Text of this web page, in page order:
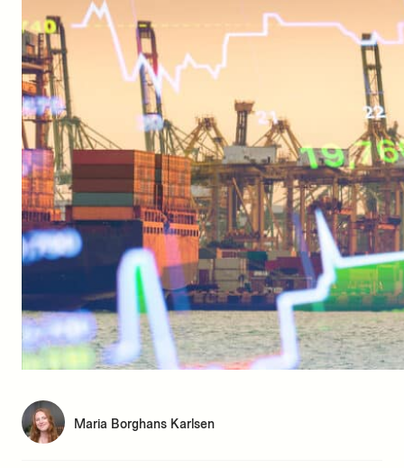
Maria Borghans Karlsen